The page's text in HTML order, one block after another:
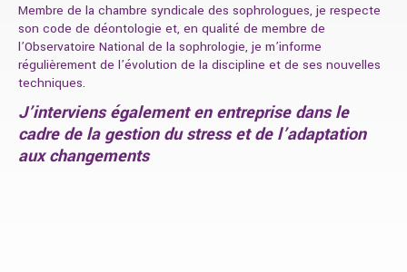
Membre de la chambre syndicale des sophrologues, je respecte
son code de déontologie et, en qualité de membre de
l’Observatoire National de la sophrologie, je m’informe
régulièrement de l’évolution de la discipline et de ses nouvelles
techniques.
J’interviens également en entreprise dans le
cadre de la gestion du stress et de l’adaptation
aux changements